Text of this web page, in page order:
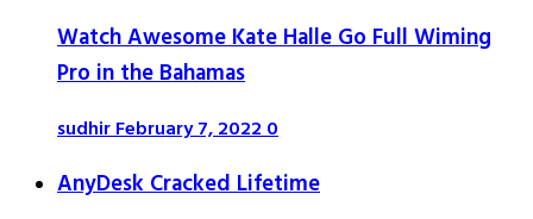
Watch Awesome Kate Halle Go Full Wiming
Pro in the Bahamas
sudhirFebruary 7, 20220
AnyDesk Cracked Lifetime